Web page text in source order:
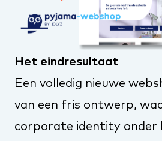
Het eindresultaat
Een volledig nieuwe
van een fris ontwerp,
corporate identity onder